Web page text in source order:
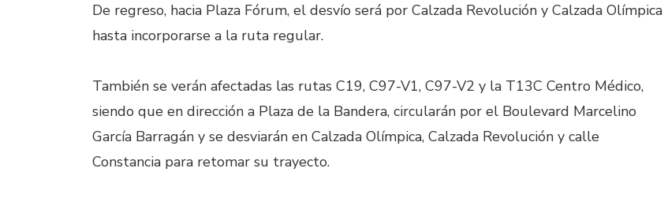
De regreso, hacia Plaza Fórum, el desvío será por Calzada Revolución y Calzada Olímpica
hasta incorporarse a la ruta regular.
También se verán afectadas las rutas C19, C97-V1, C97-V2 y la T13C Centro Médico,
siendo que en dirección a Plaza de la Bandera, circularán por el Boulevard Marcelino
García Barragán y se desviarán en Calzada Olímpica, Calzada Revolución y calle
Constancia para retomar su trayecto.